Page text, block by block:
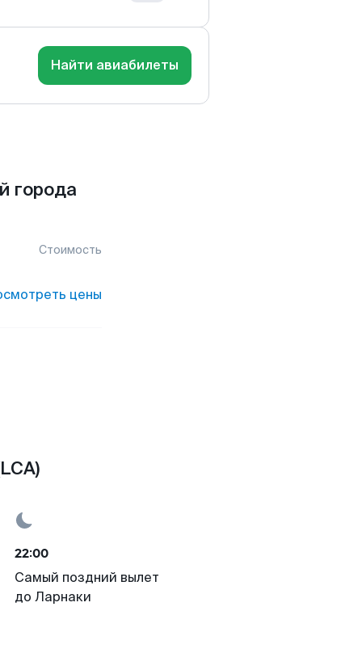
Найти авиабилеты
города
Стоимость
цены
22:00
Самый поздний вылет
до Ларнаки